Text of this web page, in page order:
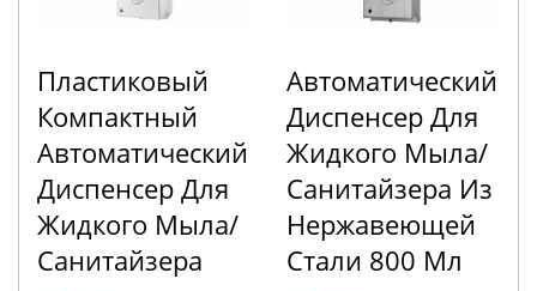
Пластиковый
Компактный
Автоматический
Диспенсер Для
Жидкого Мыла/
Санитайзера
Автоматический
Диспенсер Для
Жидкого Мыла/
Санитайзера Из
Нержавеющей
Стали 800 Мл